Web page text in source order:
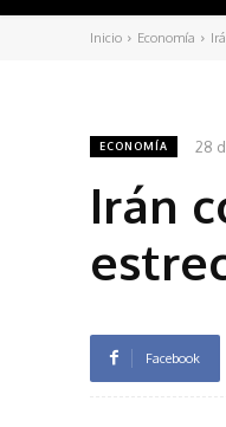
Inicio Economía
ECONOMÍA 28
Irán
Facebook